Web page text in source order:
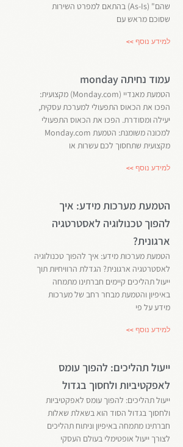
שהם" (As-Is) בהתאם למפרט השירות
שסוכם מראש עם
למידע נוסף >>
עמוד נחיתה monday
הטמעת מאנדיי (Monday.com) מקצועית:
הפכו את הכאוס התפעולי למערכת עסקית,
יעילה ומסודרת. הפכו את הכאוס התפעולי
למכונה משומנת: הטמעת Monday.com
מקצועית שתחסוך לכם עשרות או
למידע נוסף >>
הטמעת מערכות מידע: איך
להפוך טכנולוגיה לאסטרטגיה
ארגונית?
הטמעת מערכות מידע: איך להפוך טכנולוגיה
לאסטרטגיה ארגונית? הגדלת הרוויחיות תוך
ייעול תהליכים קיימים חברתינו מתמחה
באיפיון והטמעת מבחר רחב של מערכות
מידע על פי
למידע נוסף >>
ייעול תהליכים: להפוך עומס
לאפקטיביות ולחסוך בגדול
ייעול תהליכים: להפוך עומס לאפקטיביות
ולחסוך בגדול הסוד הוא בשאלת שאלות
חברתינו מתמחה באיפיון וניתוח תהליכים
לצורך ייעול אופטימלי בעולם העסקי